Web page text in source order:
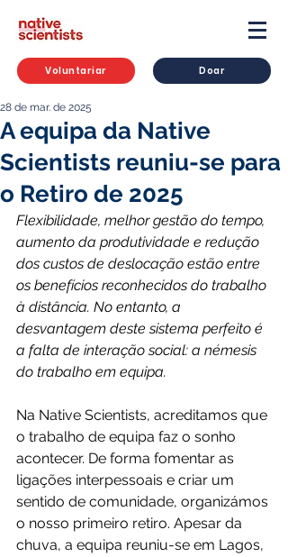
Voluntariar Doar
A equipa da Native
Scientists reuniu-se para
o Retiro de 2025
28 de mar. de 2025
Flexibilidade, melhor gestão do tempo,
aumento da produtividade e redução
dos custos de deslocação estão entre
os benefícios reconhecidos do trabalho
à distância. No entanto, a
desvantagem deste sistema perfeito é
a falta de interação social: a némesis
do trabalho em equipa.
Na Native Scientists, acreditamos que
o trabalho de equipa faz o sonho
acontecer. De forma fomentar as
ligações interpessoais e criar um
sentido de comunidade, organizámos
o nosso primeiro retiro. Apesar da
chuva, a equipa reuniu-se em Lagos,